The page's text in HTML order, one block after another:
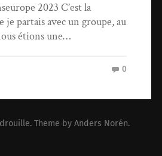
2023 C’est la
je partais avec un groupe, au
étions une…
0
. Theme by Anders Norén.